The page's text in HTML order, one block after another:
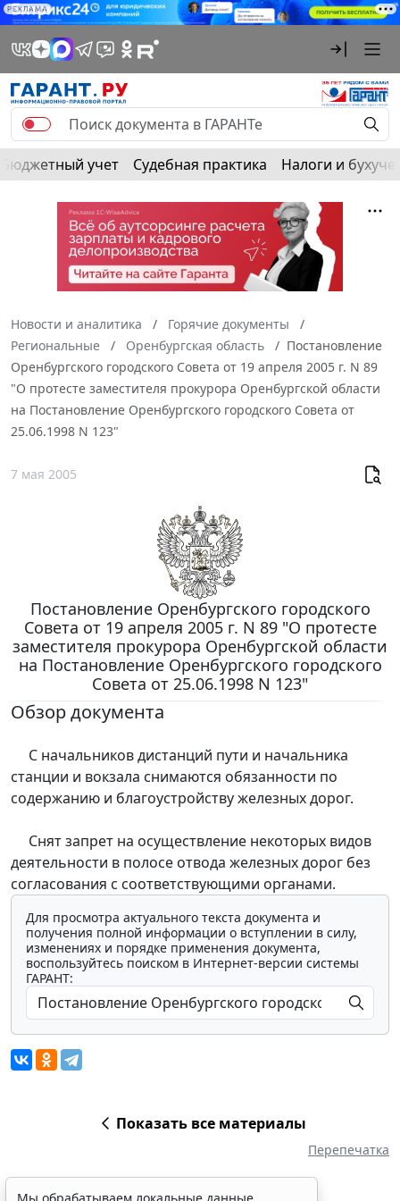
РЕКЛАМА
Бюджетный учет Судебная практика Налоги и
Новости и аналитика
Горячие документы
Региональные
Оренбургская область
Постановление
Оренбургского городского Совета от 19 апреля 2005 г. N 89
"О протесте заместителя прокурора Оренбургской области
на Постановление Оренбургского городского Совета от
25.06.1998 N 123"
7 мая 2005
Постановление Оренбургского городского
Совета от 19 апреля 2005 г. N 89 "О протесте
заместителя прокурора Оренбургской области
на Постановление Оренбургского городского
Совета от 25.06.1998 N 123"
Обзор документа
С начальников дистанций пути и начальника
станции и вокзала снимаются обязанности по
содержанию и благоустройству железных дорог.
Снят запрет на осуществление некоторых видов
деятельности в полосе отвода железных дорог без
согласования с соответствующими органами.
Для просмотра актуального текста документа и
получения полной информации о вступлении в силу,
изменениях и порядке применения документа,
воспользуйтесь поиском в Интернет-версии системы
ГАРАНТ:
Показать все материалы
Перепечатка